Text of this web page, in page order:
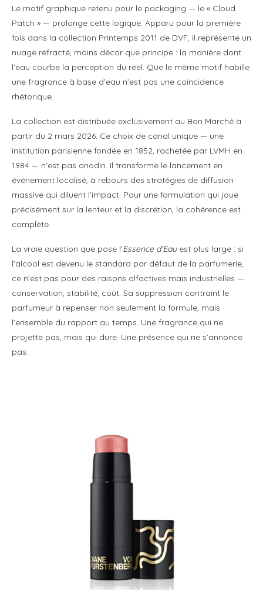
Le motif graphique retenu pour le packaging — le « Cloud
Patch » — prolonge cette logique. Apparu pour la première
fois dans la collection Printemps 2011 de DVF, il représente un
nuage réfracté, moins décor que principe : la manière dont
l’eau courbe la perception du réel. Que le même motif habille
une fragrance à base d’eau n’est pas une coïncidence
rhétorique.
La collection est distribuée exclusivement au Bon Marché à
partir du 2 mars 2026. Ce choix de canal unique — une
institution parisienne fondée en 1852, rachetée par LVMH en
1984 — n’est pas anodin. Il transforme le lancement en
événement localisé, à rebours des stratégies de diffusion
massive qui diluent l’impact. Pour une formulation qui joue
précisément sur la lenteur et la discrétion, la cohérence est
complète.
La vraie question que pose l’Essence d’Eauest plus large : si
l’alcool est devenu le standard par défaut de la parfumerie,
ce n’est pas pour des raisons olfactives mais industrielles —
conservation, stabilité, coût. Sa suppression contraint le
parfumeur à repenser non seulement la formule, mais
l’ensemble du rapport au temps. Une fragrance qui ne
projette pas, mais qui dure. Une présence qui ne s’annonce
pas.